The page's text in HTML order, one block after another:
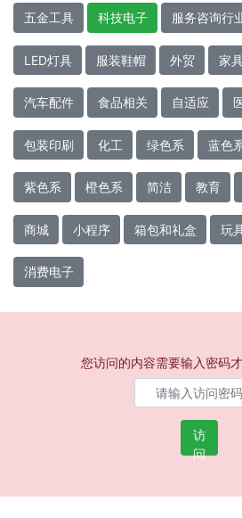
五金工具 科技电子 服务咨询行
LED灯具 服装鞋帽 外贸 家
汽车配件 食品相关 自适应
包装印刷 化工 绿色系 蓝色
紫色系 橙色系 简洁 教育
商城 小程序 箱包和礼盒 玩
消费电子
您访问的内容需要输入密码
访
问